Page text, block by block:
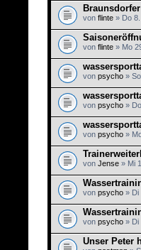
von flinte » Do
von flinte » Mo
von psycho »
von psycho »
von psycho »
von Jense » Mi
von psycho » Di
von psycho » Di
Unser Peter